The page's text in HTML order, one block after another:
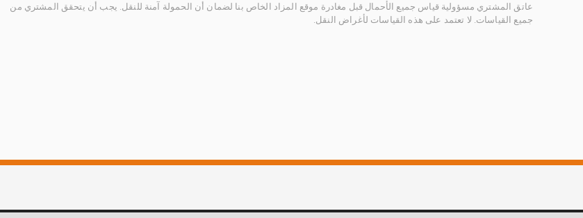
عاتق المشتري مسؤولية قياس جميع الأحمال قبل مغادرة موقع المزاد الخاص بنا لضمان أن الحمولة آمنة للنقل. يجب أن يتحقق المشتري من
جميع القياسات. لا تعتمد على هذه القياسات لأغراض النقل.